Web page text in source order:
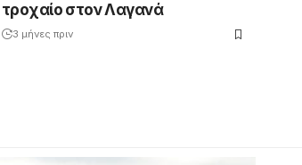
τροχαίο στον Λαγανά
3 μήνες πριν